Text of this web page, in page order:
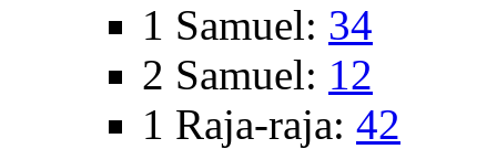
1 Samuel: 34
2 Samuel: 12
1 Raja-raja: 42